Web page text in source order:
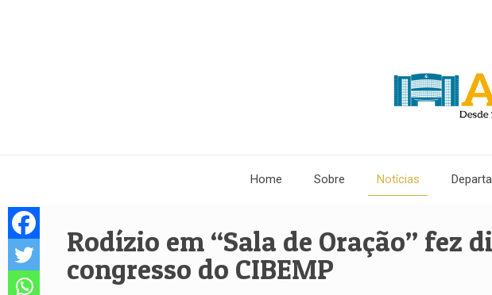
Home Sobre Notícias
Rodízio em “Sala de Oração” fez
congresso do CIBEMP